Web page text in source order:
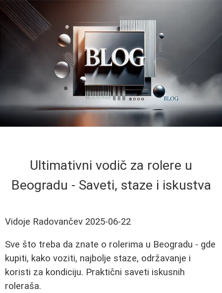
Ultimativni vodič za rolere u
Beogradu - Saveti, staze i iskustva
Vidoje Radovančev 2025-06-22
Sve što treba da znate o rolerima u Beogradu - gde
kupiti, kako voziti, najbolje staze, održavanje i
koristi za kondiciju. Praktični saveti iskusnih
roleraša.